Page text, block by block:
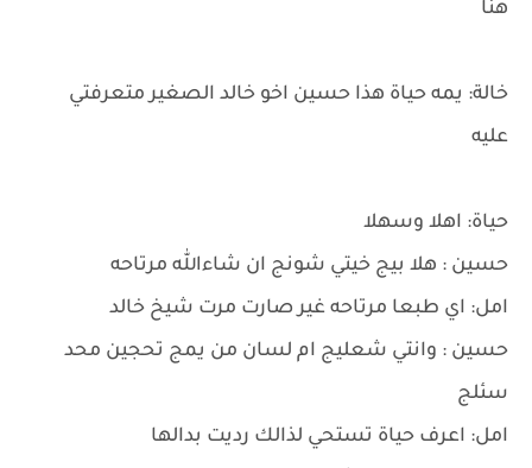
هنا
خالة: يمه حياة هذا حسين اخو خالد الصغير متعرفتي
عليه
حياة: اهلا وسهلا
حسين : هلا بيج خيتي شونج ان شاءالله مرتاحه
امل: اي طبعا مرتاحه غير صارت مرت شيخ خالد
حسين : وانتي شعليج ام لسان من يمج تحجين محد
سئلج
امل: اعرف حياة تستحي لذالك رديت بدالها